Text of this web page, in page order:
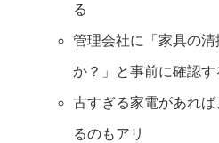
る
管理会社に「家具の
か？」と事前に確認す
古すぎる家電があれ
るのもアリ